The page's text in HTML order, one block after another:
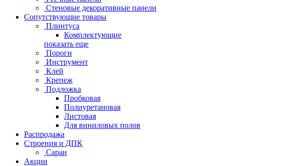
Стеновые декоративные панели
Сопутствующие товары
Плинтуса
Комплектующие
показать еще
Пороги
Инструмент
Клей
Крепеж
Подложка
Пробковая
Полиуретановая
Листовая
Для виниловых полов
Распродажа
Строения и ДПК
Сараи
Акции